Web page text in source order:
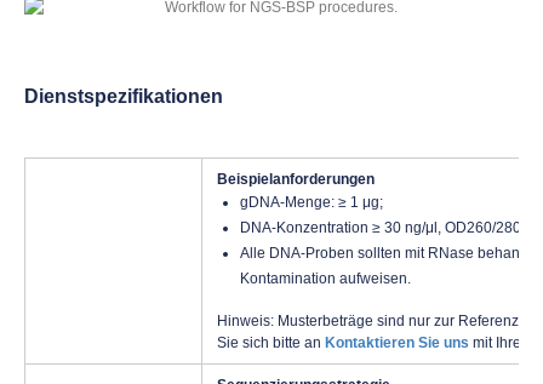
Dienstspezifikationen
Beispielanforderungen
gDNA-Menge: ≥ 1 μg;
DNA-Konzentration ≥ 30 ng/μl, OD260/
Alle DNA-Proben sollten mit RNase
Kontamination aufweisen.
Hinweis: Musterbeträge sind nur zur Referenz
Sie sich bitte an Kontaktieren Sie uns mit Ihren